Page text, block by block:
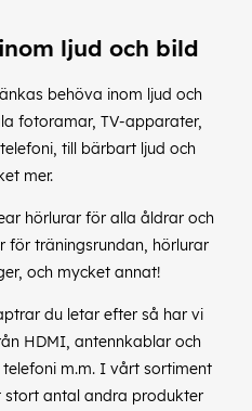
ljud och bild
behöva inom ljud och
fotoramar, TV-apparater,
till bärbart ljud och
mer.
hörlurar för alla åldrar och
för träningsrundan, hörlurar
och mycket annat!
du letar efter så har vi
HDMI, antennkablar och
m.m. I vårt sortiment
antal andra produkter